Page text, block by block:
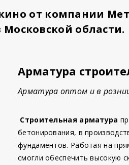
от компании
области.
Арматура
Арматура оптом и в
Строительная арматура
бетонирования, в
фундаментов. Работая на
смогли обеспечить высокую